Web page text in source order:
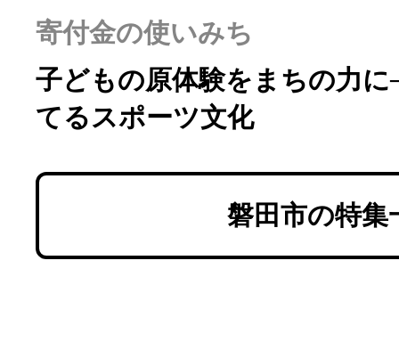
はじめるバイブルとは
よくあるご質問
寄付金の使いみち
子どもの原体験をまちの力
てるスポーツ文化
磐田市の特集